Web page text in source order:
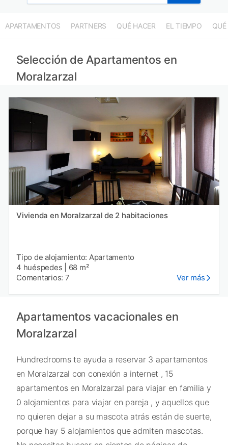
APARTAMENTOS PARTNERS QUÉ HACER EL TIEMPO QUÉ
Selección de Apartamentos en
Moralzarzal
Vivienda en Moralzarzal de 2 habitaciones
Tipo de alojamiento: Apartamento
4 huéspedes
68 m²
Comentarios: 7
Ver más
Apartamentos vacacionales en
Moralzarzal
Hundredrooms te ayuda a reservar 3 apartamentos
en Moralzarzal con conexión a internet , 15
apartamentos en Moralzarzal para viajar en familia y
0 alojamientos para viajar en pareja , y aquellos que
no quieren dejar a su mascota atrás están de suerte,
porque hay 5 alojamientos que admiten mascotas.